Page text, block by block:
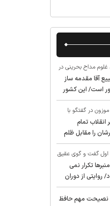
مداح بحرینی در
با عقیق:
آقا مقدمه ساز
است/ این کشور
دارد
در گفتگو با
انقلاب تمام
را مقابل ظلم
پس نباید از
ایشان شگفت
شد
گفت و گوی عقیق
حسین انصاریان:
تکرار نمی
روایتی از دوران
و نوجوانی این
بزرگ و نویسنده و
نصیحت مهم حافظ